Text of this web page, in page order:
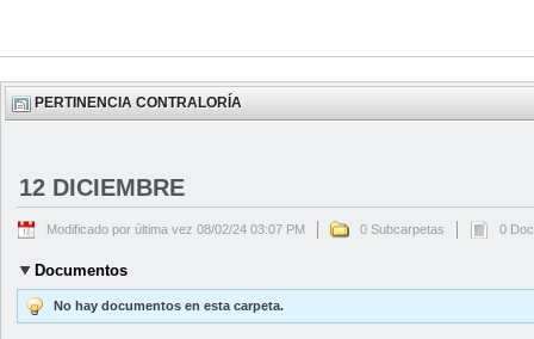
PERTINENCIA CONTRALORÍA
12 DICIEMBRE
Modificado por última vez 08/02/24 03:07 PM 0 Subcarpetas 0
Documentos
No hay documentos en esta carpeta.